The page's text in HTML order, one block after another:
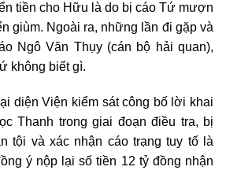
tiền cho Hữu là do bị cáo Tứ mượn
giùm. Ngoài ra, những lần đi gặp và
Ngô Văn Thụy (cán bộ hải quan),
không biết gì.
diện Viện kiểm sát công bố lời khai
Thanh trong giai đoạn điều tra, bị
tội và xác nhận cáo trạng tuy tố là
ý nộp lại số tiền 12 tỷ đồng nhận